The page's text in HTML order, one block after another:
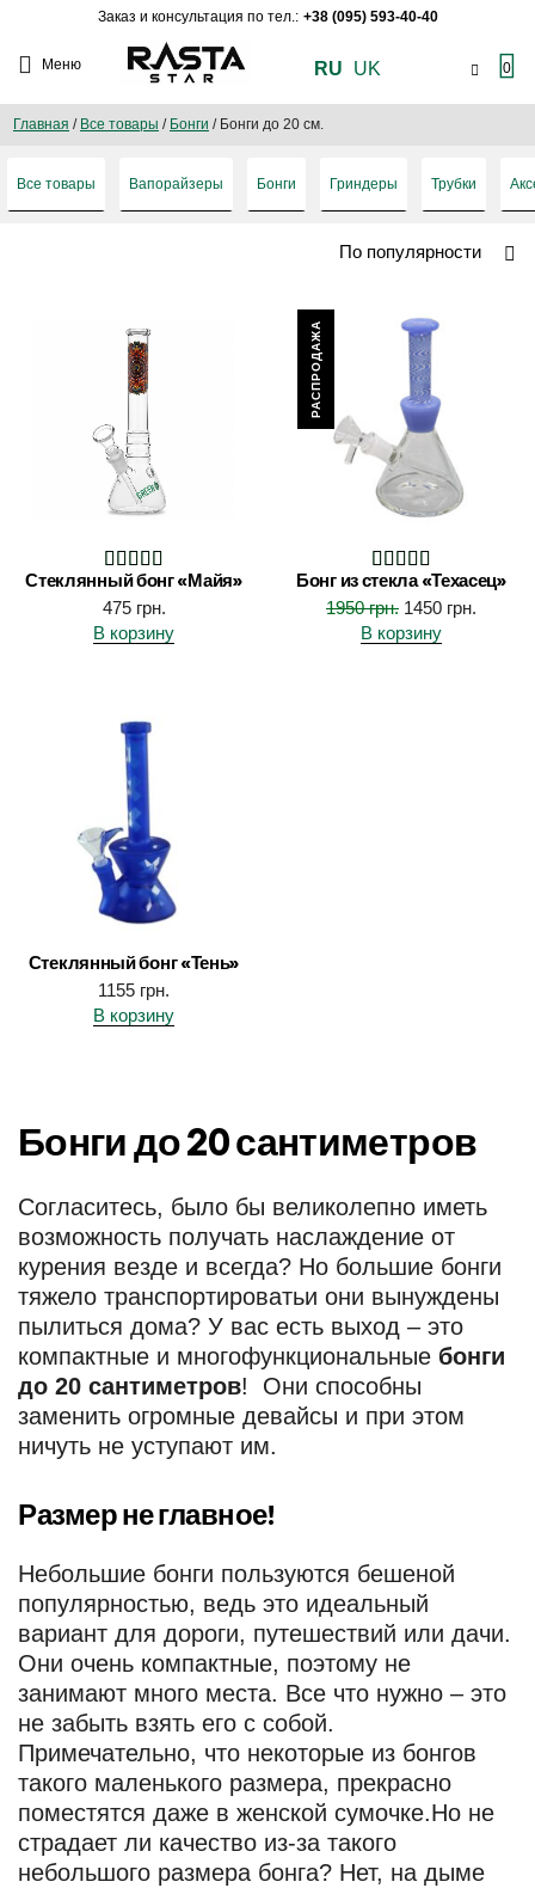
Заказ и консультация по тел.: +38 (095) 593-40-40
Меню RU UK 0
Главная / Все товары / Бонги / Бонги до 20 см.
Все товары Вапорайзеры Бонги Гриндеры Трубки
По популярности
Стеклянный бонг «Майя»
475 грн.
В корзину
РАСПРОДАЖА
Бонг из стекла «Техасец»
1950грн. 1450 грн.
В корзину
Стеклянный бонг «Тень»
1155 грн.
В корзину
Бонги до 20 сантиметров
Согласитесь, было бы великолепно иметь
возможность получать наслаждение от
курения везде и всегда? Но большие бонги
тяжело транспортироватьи они вынуждены
пылиться дома? У вас есть выход – это
компактные и многофункциональные бонги
до 20 сантиметров! Они способны
заменить огромные девайсы и при этом
ничуть не уступают им.
Размер не главное!
Небольшие бонги пользуются бешеной
популярностью, ведь это идеальный
вариант для дороги, путешествий или дачи.
Они очень компактные, поэтому не
занимают много места. Все что нужно – это
не забыть взять его с собой.
Примечательно, что некоторые из бонгов
такого маленького размера, прекрасно
поместятся даже в женской сумочке.Но не
страдает ли качество из-за такого
небольшого размера бонга? Нет, на дыме